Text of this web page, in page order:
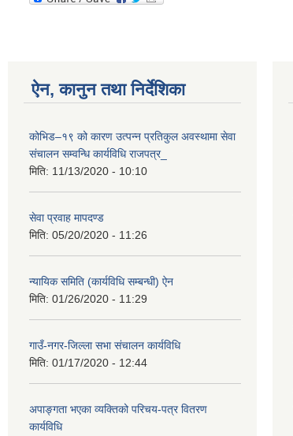
ऐन, कानुन तथा निर्देशिका
कोभिड–१९ को कारण उत्पन्न प्रतिकुल अवस्थामा सेवा
संचालन सम्वन्धि कार्यविधि राजपत्र_
मिति: 11/13/2020 - 10:10
सेवा प्रवाह मापदण्ड
मिति: 05/20/2020 - 11:26
न्यायिक समिति (कार्यविधि सम्बन्धी) ऐन
मिति: 01/26/2020 - 11:29
गाउँ-नगर-जिल्ला सभा संचालन कार्यविधि
मिति: 01/17/2020 - 12:44
अपाङ्गता भएका व्यक्तिको परिचय-पत्र वितरण
कार्यविधि